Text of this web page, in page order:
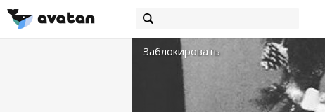
Заблокировать